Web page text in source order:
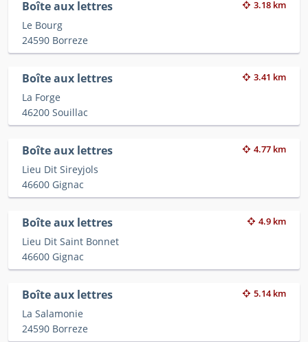
Boîte aux lettres 3.18 km
Le Bourg
24590 Borreze
Boîte aux lettres 3.41 km
La Forge
46200 Souillac
Boîte aux lettres 4.77 km
Lieu Dit Sireyjols
46600 Gignac
Boîte aux lettres 4.9 km
Lieu Dit Saint Bonnet
46600 Gignac
Boîte aux lettres 5.14 km
La Salamonie
24590 Borreze